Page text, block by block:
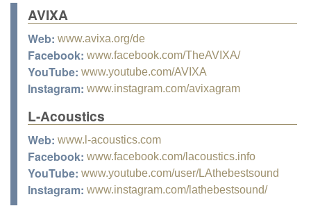
AVIXA
Web: www.avixa.org/de
Facebook: www.facebook.com/TheAVIXA/
YouTube: www.youtube.com/AVIXA
Instagram: www.instagram.com/avixagram
L-Acoustics
Web: www.l-acoustics.com
Facebook: www.facebook.com/lacoustics.info
YouTube: www.youtube.com/user/LAthebestsound
Instagram: www.instagram.com/lathebestsound/